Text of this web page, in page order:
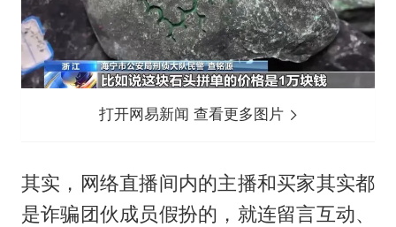
打开网易新闻 查看更多图片
其实，网络直播间内的主播和买家其实都
是诈骗团伙成员假扮的，就连留言互动、